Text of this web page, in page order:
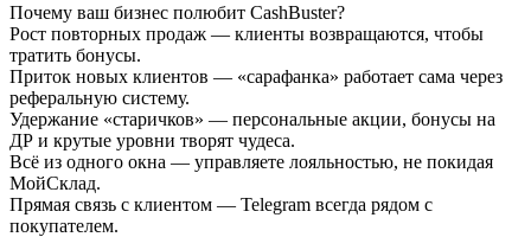
Почему ваш бизнес полюбит CashBuster?
Рост повторных продаж — клиенты возвращаются, чтобы
тратить бонусы.
Приток новых клиентов — «сарафанка» работает сама через
реферальную систему.
Удержание «старичков» — персональные акции, бонусы на
ДР и крутые уровни творят чудеса.
Всё из одного окна — управляете лояльностью, не покидая
МойСклад.
Прямая связь с клиентом — Telegram всегда рядом с
покупателем.